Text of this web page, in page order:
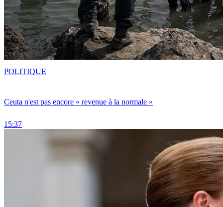
Ceuta n'est pas encore « revenue à la normale »
15:37
POLITIQUE